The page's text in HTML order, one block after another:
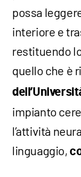
possa
interiore e
restituendo
quello che è
impianto
l’attività
linguaggio,